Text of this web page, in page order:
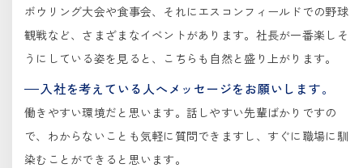
ボウリング大会や食事会、それにエスコンフィールドでの野球
観戦など、さまざまなイベントがあります。社長が一番楽しそ
うにしている姿を見ると、こちらも自然と盛り上がります。
入社を考えている人へメッセージをお願いします。
働きやすい環境だと思います。話しやすい先輩ばかりですの
で、わからないことも気軽に質問できますし、すぐに職場に馴
染むことができると思います。